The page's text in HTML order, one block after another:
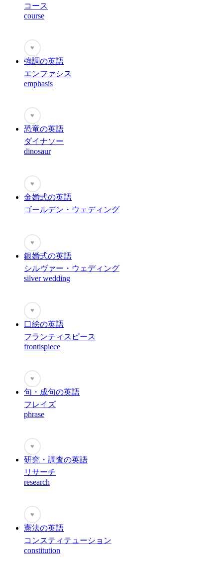
コース
course
♥
強調の英語
エンファシス
emphasis
♥
恐竜の英語
ダイナソー
dinosaur
♥
金婚式の英語
ゴールデン・ウェディング
♥
銀婚式の英語
シルヴァー・ウェディング
silver wedding
♥
口絵の英語
フランティスピース
frontispiece
♥
句・成句の英語
フレイズ
phrase
♥
研究・調査の英語
リサーチ
research
♥
憲法の英語
コンスティテューション
constitution